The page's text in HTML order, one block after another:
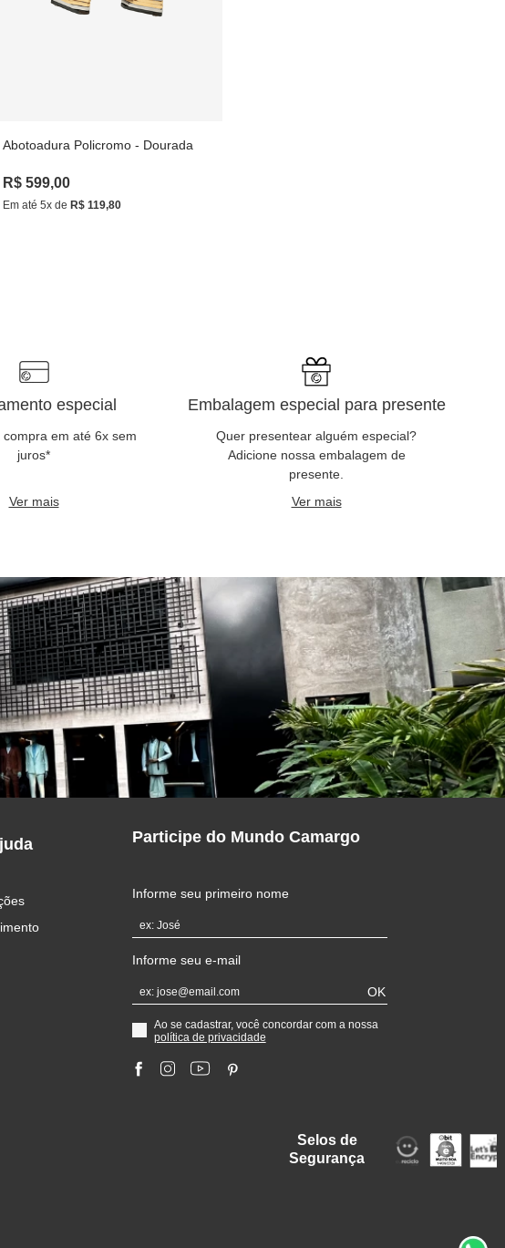
Abotoadura Policromo - Dourada
R$ 599,00
Em até 5x de R$ 119,80
especial
compra em até 6x sem
juros*
Ver mais
Embalagem especial para presente
Quer presentear alguém especial?
Adicione nossa embalagem de
presente.
Ver mais
Participe do Mundo Camargo
Informe seu primeiro nome
Informe seu e-mail
OK
Ao se cadastrar, você concordar com a nossa
política de privacidade
Selos de
Segurança